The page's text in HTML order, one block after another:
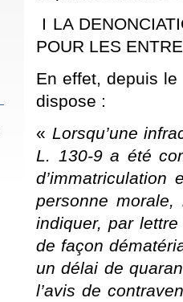
I LA
POUR LES
En effet, depuis le
dispose :
« Lorsqu’une
L. 130-9 a été
personne
indiquer, par
de façon
un délai de
l’avis de